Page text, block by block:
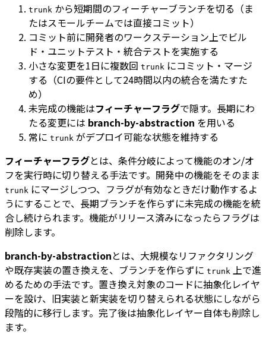
trunk から短期間のフィーチャーブランチを切る（ま
たはスモールチームでは直接コミット）
コミット前に開発者のワークステーション上でビル
ド・ユニットテスト・統合テストを実施する
小さな変更を1日に複数回 trunk にコミット・マージ
する（CIの要件として24時間以内の統合を満たすた
め）
未完成の機能はフィーチャーフラグで隠す。長期にわ
たる変更には branch-by-abstraction を用いる
常に trunk がデプロイ可能な状態を維持する
フィーチャーフラグとは、条件分岐によって機能のオン/オ
フを実行時に切り替える手法です。開発中の機能をそのまま
trunk にマージしつつ、フラグが有効なときだけ動作するよ
うにすることで、長期ブランチを作らずに未完成の機能を統
合し続けられます。機能がリリース済みになったらフラグは
削除します。
branch-by-abstractionとは、大規模なリファクタリング
や既存実装の置き換えを、ブランチを作らずに trunk
上で進
めるための手法です。置き換え対象のコードに抽象化レイヤ
ーを設け、旧実装と新実装を切り替えられる状態にしながら
段階的に移行します。完了後は抽象化レイヤー自体も削除し
ます。